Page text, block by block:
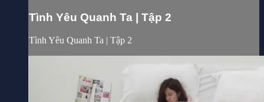
Tình Yêu Quanh Ta | Tập 2
Tình Yêu Quanh Ta | Tập 2